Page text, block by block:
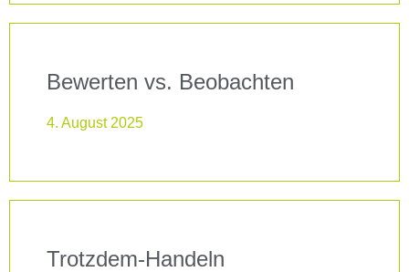
Bewerten vs. Beobachten
4. August 2025
Trotzdem-Handeln